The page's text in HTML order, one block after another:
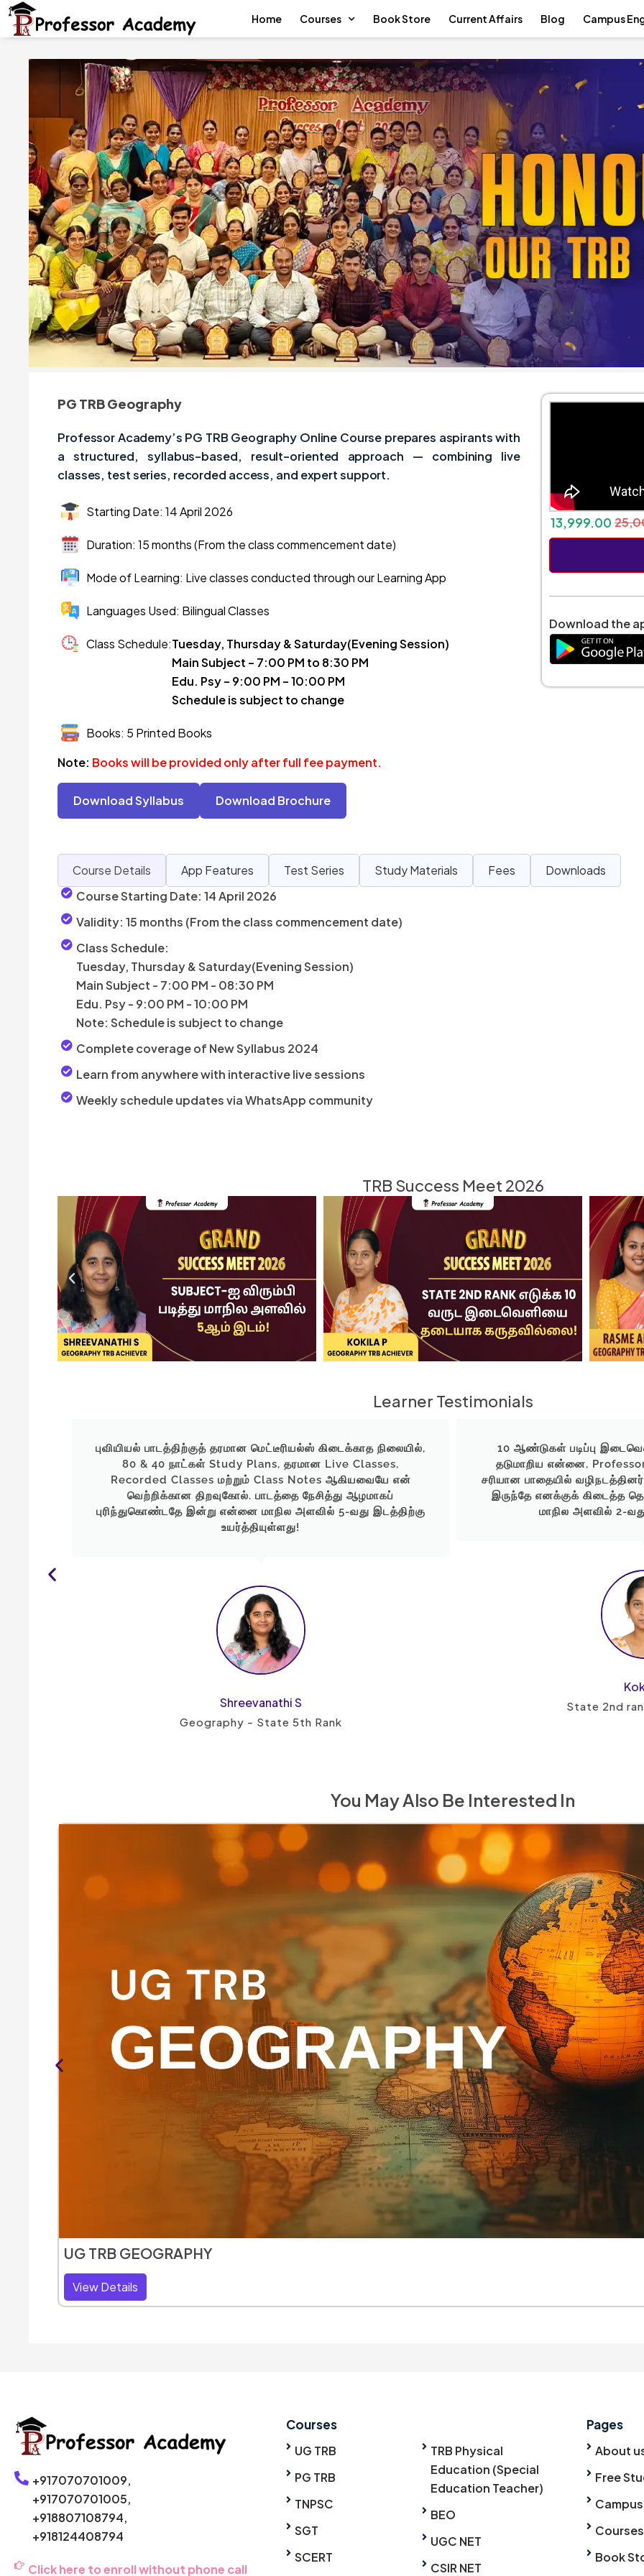
Home Courses Book Store Current Affairs Blog Campus
PG TRB Geography
Professor Academy’s PG TRB Geography Online Course prepares aspirants with
a structured, syllabus-based, result-oriented approach — combining live
classes, test series, recorded access, and expert support.
Starting Date: 14 April 2026
Duration: 15 months (From the class commencement date)
Mode of Learning: Live classes conducted through our Learning App
Languages Used: Bilingual Classes
Class Schedule:Tuesday, Thursday & Saturday(Evening Session)
Main Subject – 7:00 PM to 8:30 PM
Edu. Psy – 9:00 PM – 10:00 PM
Schedule is subject to change
Books: 5 Printed Books
Note: Books will be provided only after full fee payment.
Download Syllabus Download Brochure
13,999.00
Download the
Course Details App Features Test Series Study Materials Fees
Downloads
Course Starting Date: 14 April 2026
Validity: 15 months (From the class commencement date)
Class Schedule:
Tuesday, Thursday & Saturday(Evening Session)
Main Subject - 7:00 PM - 08:30 PM
Edu. Psy - 9:00 PM - 10:00 PM
Note: Schedule is subject to change
Complete coverage of New Syllabus 2024
Learn from anywhere with interactive live sessions
Weekly schedule updates via WhatsApp community
TRB Success Meet 2026
Learner Testimonials
புவியியல் பாடத்திற்குத் தரமான மெட்டீரியல்ஸ் கிடைக்காத நிலையில்,
80 & 40 நாட்கள் Study Plans, தரமான Live Classes,
Recorded Classes மற்றும் Class Notes ஆகியவையே என்
வெற்றிக்கான திறவுகோல். பாடத்தை நேசித்து ஆழமாகப்
புரிந்துகொண்டதே இன்று என்னை மாநில அளவில் 5-வது இடத்திற்கு
உயர்த்தியுள்ளது!
Shreevanathi S
Geography - State 5th Rank
10 ஆண்டுகள் படிப்பு
தடுமாறிய என்னை,
சரியான பாதையில்
இருந்தே எனக்குக் கிடைத்த
மாநில அளவில் 2-
State 2nd
You May Also Be Interested In
UG TRB GEOGRAPHY
View Details
+917070701009,
+917070701005,
+918807108794,
+918124408794
Click here to enroll without phone call
Courses
UG TRB
PG TRB
TNPSC
SGT
SCERT
TRB Physical
Education (Special
Education Teacher)
BEO
UGC NET
CSIR NET
Pages
About
Free
Courses
Book